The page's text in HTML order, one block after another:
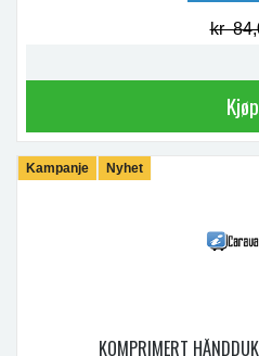
kr
Kjøp
Kampanje Nyhet
KOMPRIMERT